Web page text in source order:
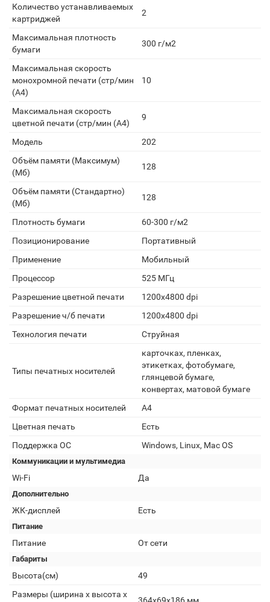
Количество устанавливаемых
картриджей
2
Максимальная плотность
бумаги
300 г/м2
Максимальная скорость
монохромной печати (стр/мин
(А4)
10
Максимальная скорость
цветной печати (стр/мин (А4)
9
Модель
202
Объём памяти (Максимум)
(Мб)
128
Объём памяти (Стандартно)
(Мб)
128
Плотность бумаги
60-300 г/м2
Позиционирование
Портативный
Применение
Мобильный
Процессор
525 МГц
Разрешение цветной печати
1200x4800 dpi
Разрешение ч/б печати
1200x4800 dpi
Технология печати
Струйная
Типы печатных носителей
карточках, пленках,
этикетках, фотобумаге,
глянцевой бумаге,
конвертах, матовой бумаге
Формат печатных носителей
A4
Цветная печать
Есть
Поддержка ОС
Windows, Linux, Mac OS
Коммуникации и мультимедиа
Wi-Fi Да
Дополнительно
ЖК-дисплей Есть
Питание
Питание От сети
Габариты
Высота(см)
49
Размеры (ширина x высота x